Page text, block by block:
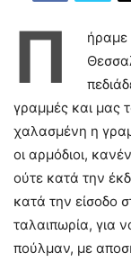
Π
ήραμε
γραμμές και μας
χαλασμένη η
οι αρμόδιοι,
ούτε κατά την
κατά την είσοδο
ταλαιπωρία, για
πούλμαν, με